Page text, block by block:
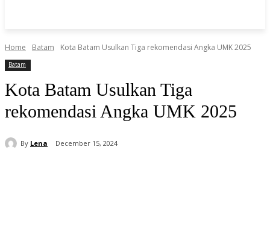
Home Batam Kota Batam Usulkan Tiga rekomendasi Angka UMK 2025
Batam
Kota Batam Usulkan Tiga
rekomendasi Angka UMK 2025
By Lena December 15, 2024